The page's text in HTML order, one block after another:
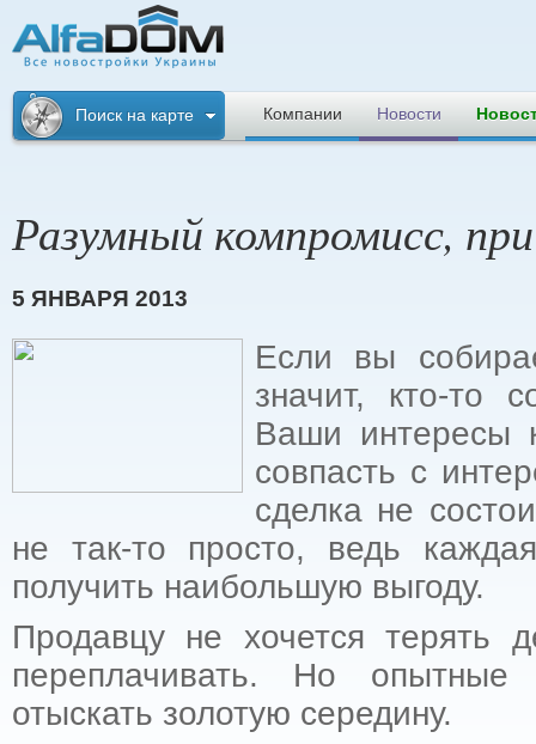
новостройки
Украины
Поиск на карте Компании Новости
Разумный компромисс,
5 ЯНВАРЯ 2013
Если вы
значит, кто-то
Ваши интересы
совпасть с
сделка не
не так-то просто, ведь
получить наибольшую выгоду.
Продавцу не хочется терять
переплачивать. Но
отыскать золотую середину.